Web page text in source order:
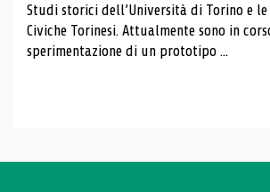
Studi storici dell’Università di Torino e
Civiche Torinesi. Attualmente sono in
sperimentazione di un prototipo ...